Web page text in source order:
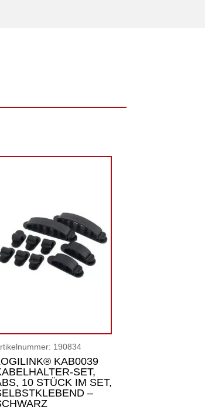
190834
KAB0039
SET,
10 STÜCK IM SET,
–